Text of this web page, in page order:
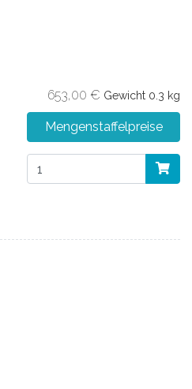
653,00 € Gewicht 0.3 kg
Mengenstaffelpreise